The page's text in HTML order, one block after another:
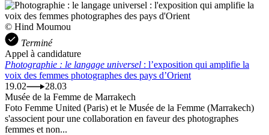
© Hind Moumou
Terminé
Appel à candidature
Photographie : le langage universel : l’exposition qui amplifie la
voix des femmes photographes des pays d’Orient
19.02
28.03
Musée de la Femme de Marrakech
Foto Femme United (Paris) et le Musée de la Femme (Marrakech)
s'associent pour une collaboration en faveur des photographes
femmes et non...